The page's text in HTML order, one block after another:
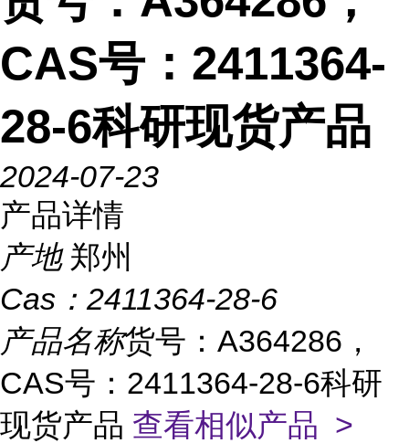
CAS号：2411364-
28-6科研现货产品
2024-07-23
产品详情
产地 郑州
Cas： 2411364-28-6
产品名称货号：A364286，
CAS号：2411364-28-6科研
现货产品 查看相似产品 >